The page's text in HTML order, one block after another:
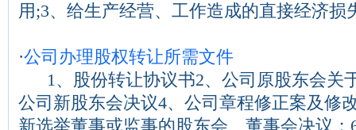
用;3、给生产经营、工作造成的直接经济损
·公司办理股权转让所需文件
1、股份转让协议书2、公司原股东会关
公司新股东会决议4、公司章程修正案及修
新选举董事或监事的股东会、董事会决议